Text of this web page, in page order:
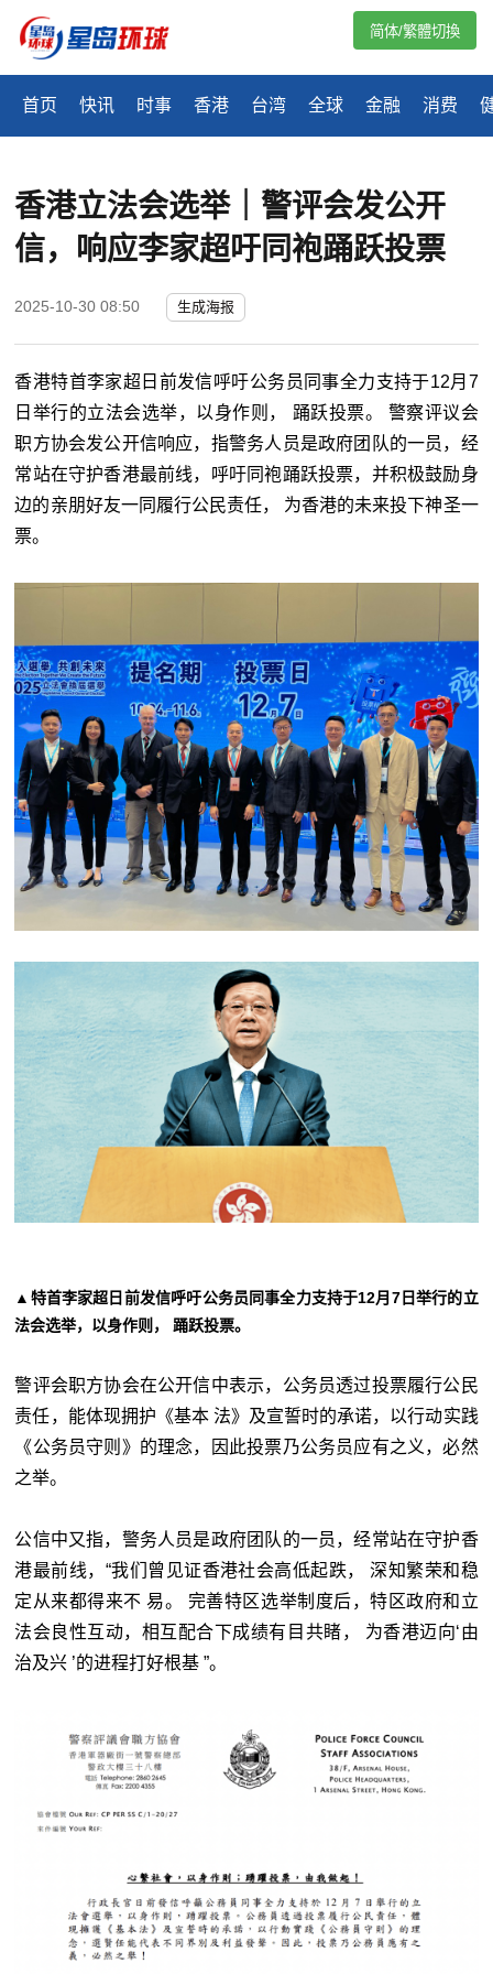
首页 快讯 时事 香港 台湾 全球 金融 消费
简体/繁體切換
香港立法会选举｜警评会发公开
信，响应李家超吁同袍踊跃投票
2025-10-30 08:50 生成海报
香港特首李家超日前发信呼吁公务员同事全力支持于12月7
日举行的立法会选举，以身作则， 踊跃投票。 警察评议会
职方协会发公开信响应，指警务人员是政府团队的一员，经
常站在守护香港最前线，呼吁同袍踊跃投票，并积极鼓励身
边的亲朋好友一同履行公民责任， 为香港的未来投下神圣一
票。
▲特首李家超日前发信呼吁公务员同事全力支持于12月7日举行的立
法会选举，以身作则， 踊跃投票。
警评会职方协会在公开信中表示，公务员透过投票履行公民
责任，能体现拥护《基本 法》及宣誓时的承诺，以行动实践
《公务员守则》的理念，因此投票乃公务员应有之义，必然
之举。
公信中又指，警务人员是政府团队的一员，经常站在守护香
港最前线，“我们曾见证香港社会高低起跌， 深知繁荣和稳
定从来都得来不 易。 完善特区选举制度后，特区政府和立
法会良性互动，相互配合下成绩有目共睹， 为香港迈向‘由
治及兴 ’的进程打好根基 ”。